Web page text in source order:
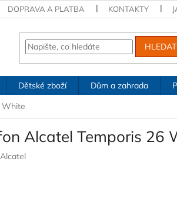
DOPRAVA A PLATBA KONTAKTY
HLEDAT
Dětské zboží Dům a zahrada
White
Alcatel Temporis 26
Alcatel